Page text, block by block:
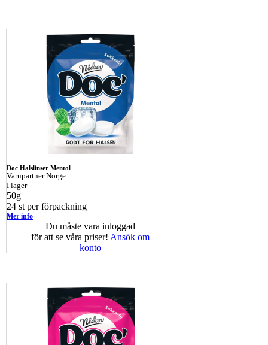
Doc Halslinser Mentol
Varupartner Norge
I lager
50g
24 st per förpackning
Mer info
Du måste vara inloggad
för att se våra priser! Ansök om
konto